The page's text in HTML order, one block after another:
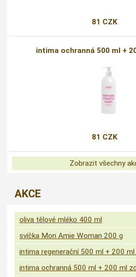
81 CZK
intima ochranná 500 ml +
81 CZK
Zobrazit všechny
AKCE
oliva tělové mléko 400 ml
svíčka Mon Amie Woman 200 g
intima regenerační 500 ml + 200
intima ochranná 500 ml + 200 ml